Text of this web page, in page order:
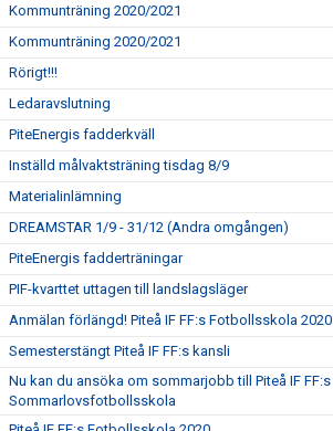
Kommunträning 2020/2021
Kommunträning 2020/2021
Rörigt!!!
Ledaravslutning
PiteEnergis fadderkväll
Inställd målvaktsträning tisdag 8/9
Materialinlämning
DREAMSTAR 1/9 - 31/12 (Andra omgången)
PiteEnergis fadderträningar
PIF-kvarttet uttagen till landslagsläger
Anmälan förlängd! Piteå IF FF:s Fotbollsskola 2020
Semesterstängt Piteå IF FF:s kansli
Nu kan du ansöka om sommarjobb till Piteå IF FF:s
Sommarlovsfotbollsskola